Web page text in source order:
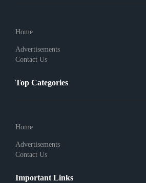
Home
Advertisements
Contact Us
Top Categories
Home
Advertisements
Contact Us
Important Links